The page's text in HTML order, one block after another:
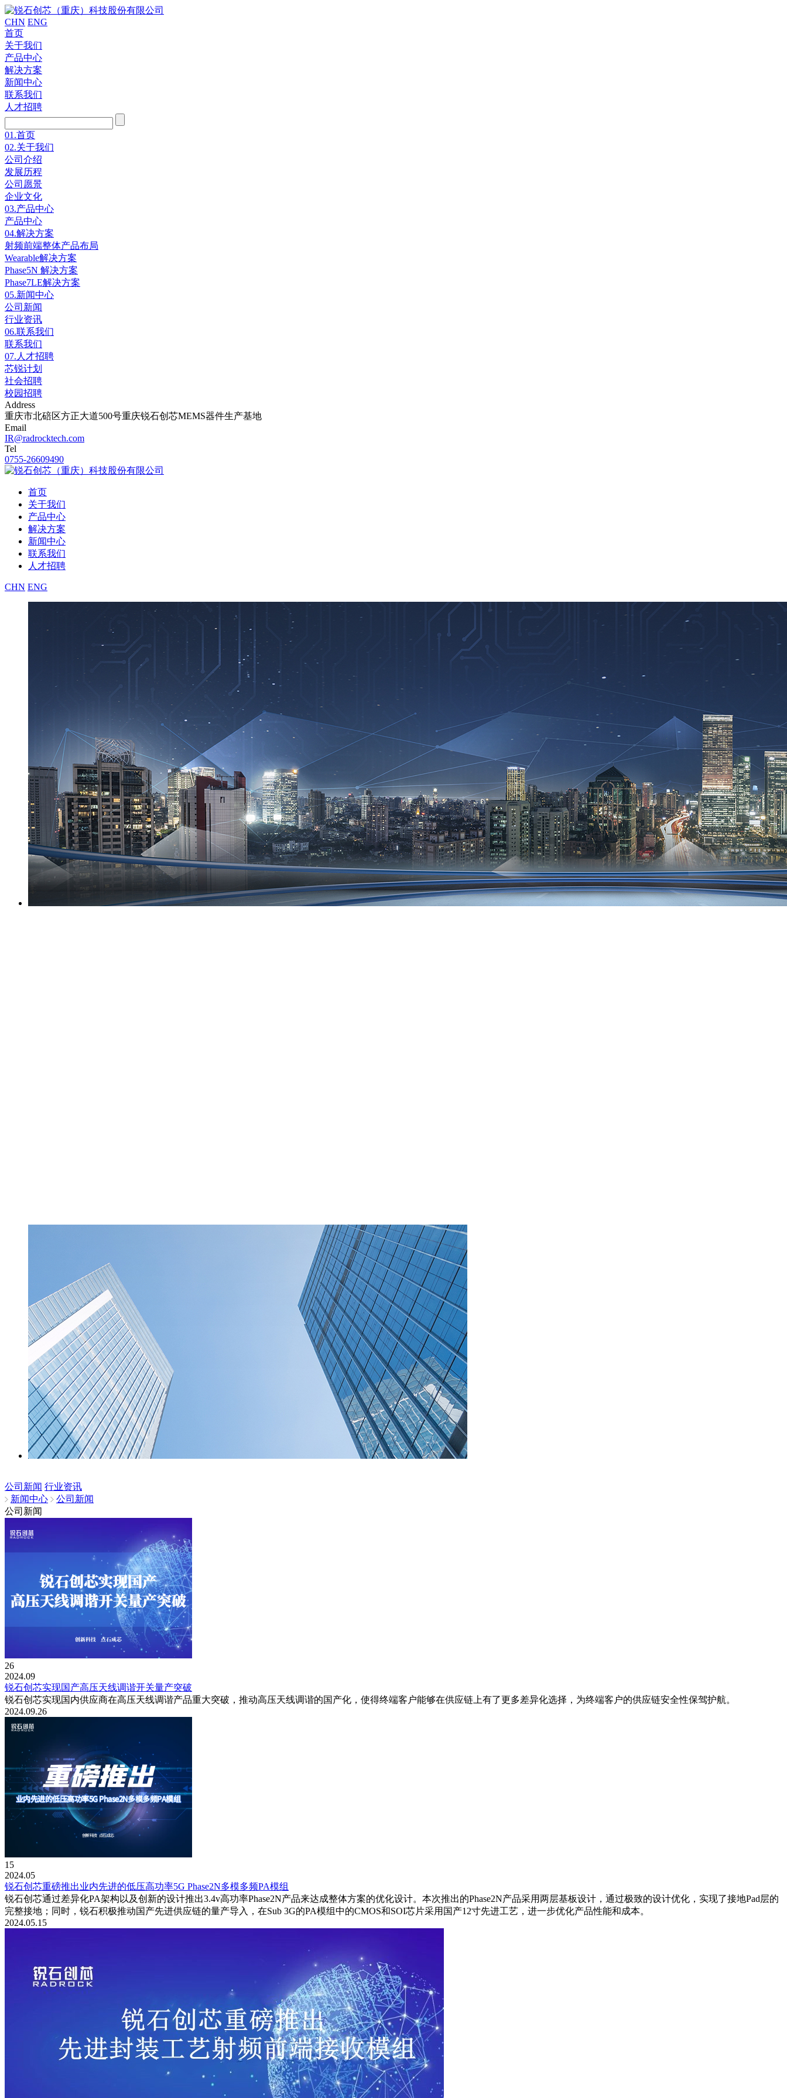
CHN ENG
首页
关于我们
产品中心
解决方案
新闻中心
联系我们
人才招聘
01.首页
02.关于我们
公司介绍
发展历程
公司愿景
企业文化
03.产品中心
产品中心
04.解决方案
射频前端整体产品布局
Wearable解决方案
Phase5N 解决方案
Phase7LE解决方案
05.新闻中心
公司新闻
行业资讯
06.联系我们
联系我们
07. 人才招聘
芯锐计划
社会招聘
校园招聘
Address
重庆市北碚区方正大道500号重庆锐石创芯MEMS器件生产基地
Email
IR@radrocktech.com
Tel
0755-26609490
首页
关于我们
产品中心
解决方案
新闻中心
联系我们
人才招聘
CHN ENG
公司新闻 行业资讯
新闻中心
公司新闻
公司新闻
26
2024.09
锐石创芯实现国产高压天线调谐开关量产突破
锐石创芯实现国内供应商在高压天线调谐产品重大突破，推动高压天线调谐的国产化，使得终端客户能够在供应链上有了更多差异化选择，为终端客户的供应链安全性保驾护航。
2024.09.26
15
2024.05
锐石创芯重磅推出业内先进的低压高功率5G Phase2N多模多频PA模组
锐石创芯通过差异化PA架构以及创新的设计推出3.4v高功率Phase2N产品来达成整体方案的优化设计。本次推出的Phase2N产品采用两层基板设计，通过极致的设计优化，实现了接地Pad层的
完整接地；同时，锐石积极推动国产先进供应链的量产导入，在Sub 3G的PA模组中的CMOS和SOI芯片采用国产12寸先进工艺，进一步优化产品性能和成本。
2024.05.15